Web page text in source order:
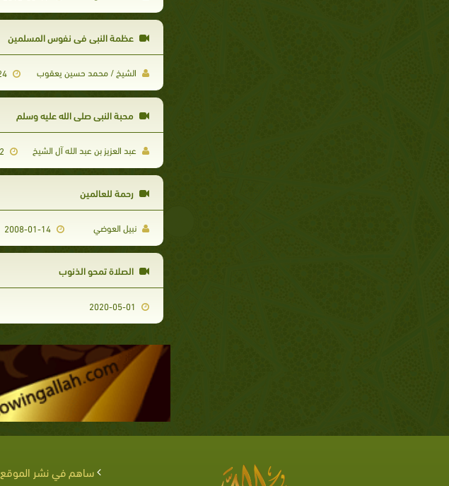
عظمة النبي في نفوس المسلمين
الشيخ / محمد حسين يعقوب
محبة النبي صلى الله عليه وسلم
عبد العزيز بن عبد الله آل الشيخ
رحمة للعالمين
نبيل العوضي
الصلاة تمحو الذنوب
ساهم في نشر الموقع